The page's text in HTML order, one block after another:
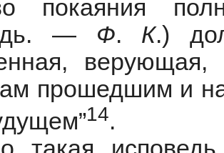
покаяния
— Ф. К.)
прошедшим и
14.